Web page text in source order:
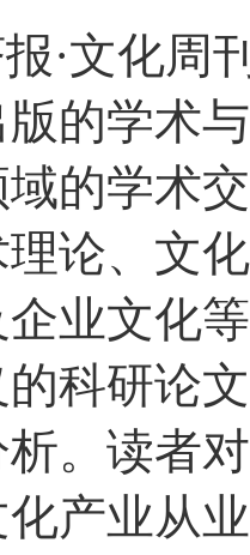
报·文化
的学术
的学术
论、文
业文化
科研论
。读者
产业从